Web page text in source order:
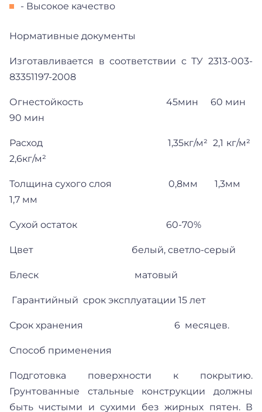
- Высокое качество
Нормативные документы
Изготавливается в соответствии с ТУ 2313-003-
83351197-2008
Огнестойкость 45мин 60 мин
90 мин
Расход 1,35кг/м² 2,1 кг/м²
2,6кг/м²
Толщина сухого слоя 0,8мм 1,3мм
1,7 мм
Сухой остаток 60-70%
Цвет белый, светло-серый
Блеск матовый
Гарантийный срок эксплуатации 15 лет
Срок хранения 6 месяцев.
Способ применения
Подготовка поверхности к покрытию.
Грунтованные стальные конструкции должны
быть чистыми и сухими без жирных пятен. В